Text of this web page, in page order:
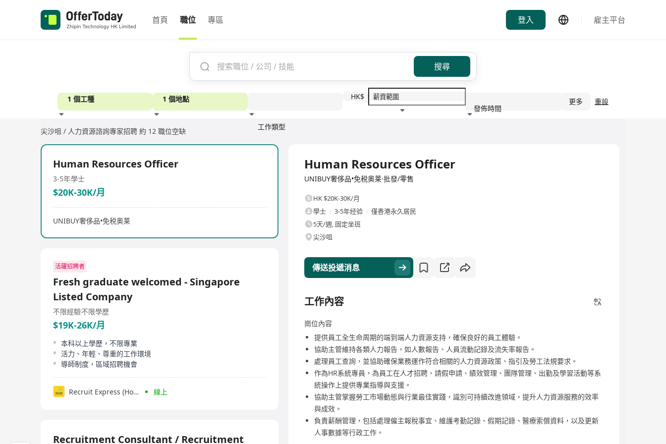
首頁 職位 專區 登入 雇主平台
搜尋
1 個工種 1 個地點
工作類型
HK$
發佈時間
更多 重設
經驗
尖沙咀 / 人力資源諮詢專家招聘 約 12 職位空缺
Human Resources Officer
3-5年學士
$20K-30K/月
UNIBUY奢侈品•免税奥莱
活躍招聘者
Fresh graduate welcomed - Singapore
Listed Company
不限經驗不限學歷
$19K-26K/月
本科以上學歷，不限專業
活力、年輕、尊重的工作環境
導師制度，區域招聘機會
Recruit Express (Hong Kong) Limited 線上
Recruitment Consultant / Recruitment
Human Resources Officer
UNIBUY奢侈品•免税奥莱·批發/零售
HK $20K-30K/月
學士
3-5年经验
僅香港永久居民
5天/週, 固定坐班
尖沙咀
傳送投遞消息
工作內容
崗位內容
提供員工全生命周期的端到端人力資源支持，確保良好的員工體驗。
協助主管維持各類人力報告，如人數報告、人員流動記錄及流失率報告。
處理員工查詢，並協助確保業務運作符合相關的人力資源政策、指引及勞工法規要求。
作為HR系統專員，為員工在人才招聘、請假申請、績效管理、團隊管理、出勤及學習活動等系
統操作上提供專業指導與支援。
協助主管掌握勞工市場動態與行業最佳實踐，識別可持續改進領域，提升人力資源服務的效率
與成效。
負責薪酬管理，包括處理僱主報稅事宜、維護考勤記錄、假期記錄、醫療索償資料，以及更新
人事數據等行政工作。